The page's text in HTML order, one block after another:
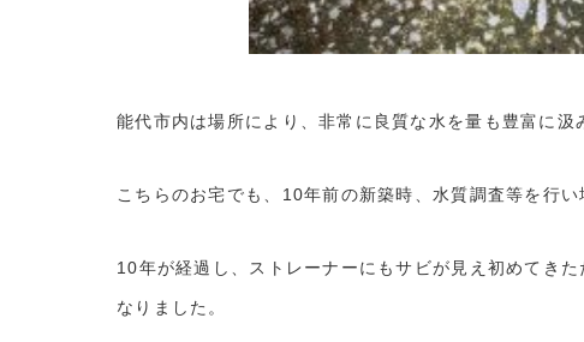
能代市内は場所により、非常に良質な水を量も豊富に汲
こちらのお宅でも、10年前の新築時、水質調査等を行い
10年が経過し、ストレーナーにもサビが見え初めてき
なりました。